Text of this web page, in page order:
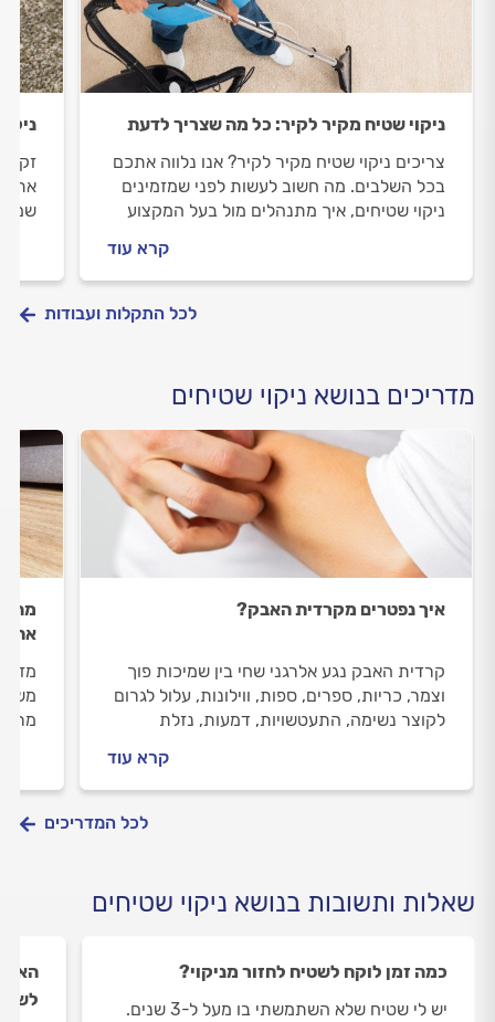
ניקוי שטיח מקיר לקיר: כל מה שצריך לדעת
צריכים ניקוי שטיח מקיר לקיר? אנו נלווה אתכם
בכל השלבים. מה חשוב לעשות לפני שמזמינים
ניקוי שטיחים, איך מתנהלים מול בעל המקצוע
קרא עוד
לכל התקלות ועבודות
מדריכים בנושא ניקוי שטיחים
איך נפטרים מקרדית האבק?
קרדית האבק נגע אלרגני שחי בין שמיכות פוך
וצמר, כריות, ספרים, ספות, ווילונות, עלול לגרום
לקוצר נשימה, התעטשויות, דמעות, נזלת
מונעים את ממנה להיכנס אלינו הביתה? טיפים
של מקצוענים.
קרא עוד
מהן
את
לכל המדריכים
שאלות ותשובות בנושא ניקוי שטיחים
כמה זמן לוקח לשטיח לחזור מניקוי?
יש לי שטיח שלא השתמשתי בו מעל ל-3 שנים.
האם